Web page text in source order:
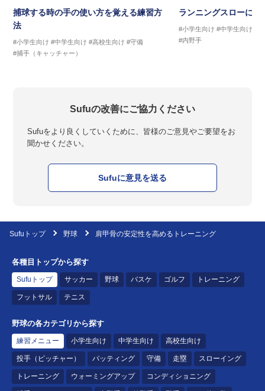
捕球する時の手の使い方を覚える練習方
法
#小学生向け #中学生向け #高校生向け #守備
#捕手（キャッチャー）
ランニングスローに繋
#小学生向け #中学生向け
#内野手
Sufuの改善にご協力ください
Sufuをより良くしていくために、皆様のご意見やご要望をお
聞かせください。
Sufuに意見を送る
Sufuトップ 野球 肩甲骨の安定性を高めるトレーニング
各種目トップから探す
Sufuトップ サッカー 野球 バスケ ゴルフ トレーニング
フットサル テニス
野球の各カテゴリから探す
練習メニュー 小学生向け 中学生向け 高校生向け
投手（ピッチャー） バッティング 守備 走塁 スローイング
トレーニング ウォーミングアップ コンディショニング